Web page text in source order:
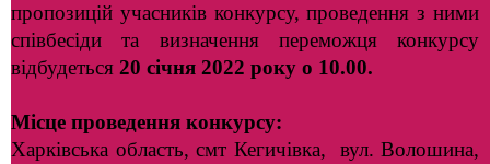
пропозицій учасників конкурсу, проведення з ними
співбесіди та визначення переможця конкурсу
відбудеться 20 січня 2022 року о 10.00.
Місце проведення конкурсу:
Харківська область, смт Кегичівка, вул. Волошина,